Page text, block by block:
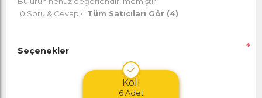
0 Soru & Cevap • Tüm Satıcıları Gör (4)
Seçenekler *
Koli
6 Adet